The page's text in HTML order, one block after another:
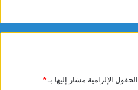
الحقول الإلزامية مشار إليها بـ*